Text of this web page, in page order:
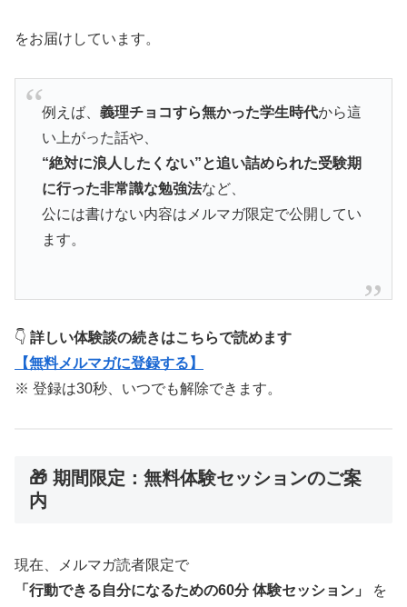
をお届けしています。
例えば、 義理チョコすら無かった学生時代から這
い上がった話や、
“絶対に浪人したくない”と追い詰められた受験期
に行った非常識な勉強法など、
公には書けない内容はメルマガ限定で公開してい
ます。
👇 詳しい体験談の続きはこちらで読めます
【無料メルマガに登録する】
※ 登録は30秒、いつでも解除できます。
🎁 期間限定：無料体験セッションのご案
内
現在、メルマガ読者限定で
「行動できる自分になるための60分 体験セッション」
を